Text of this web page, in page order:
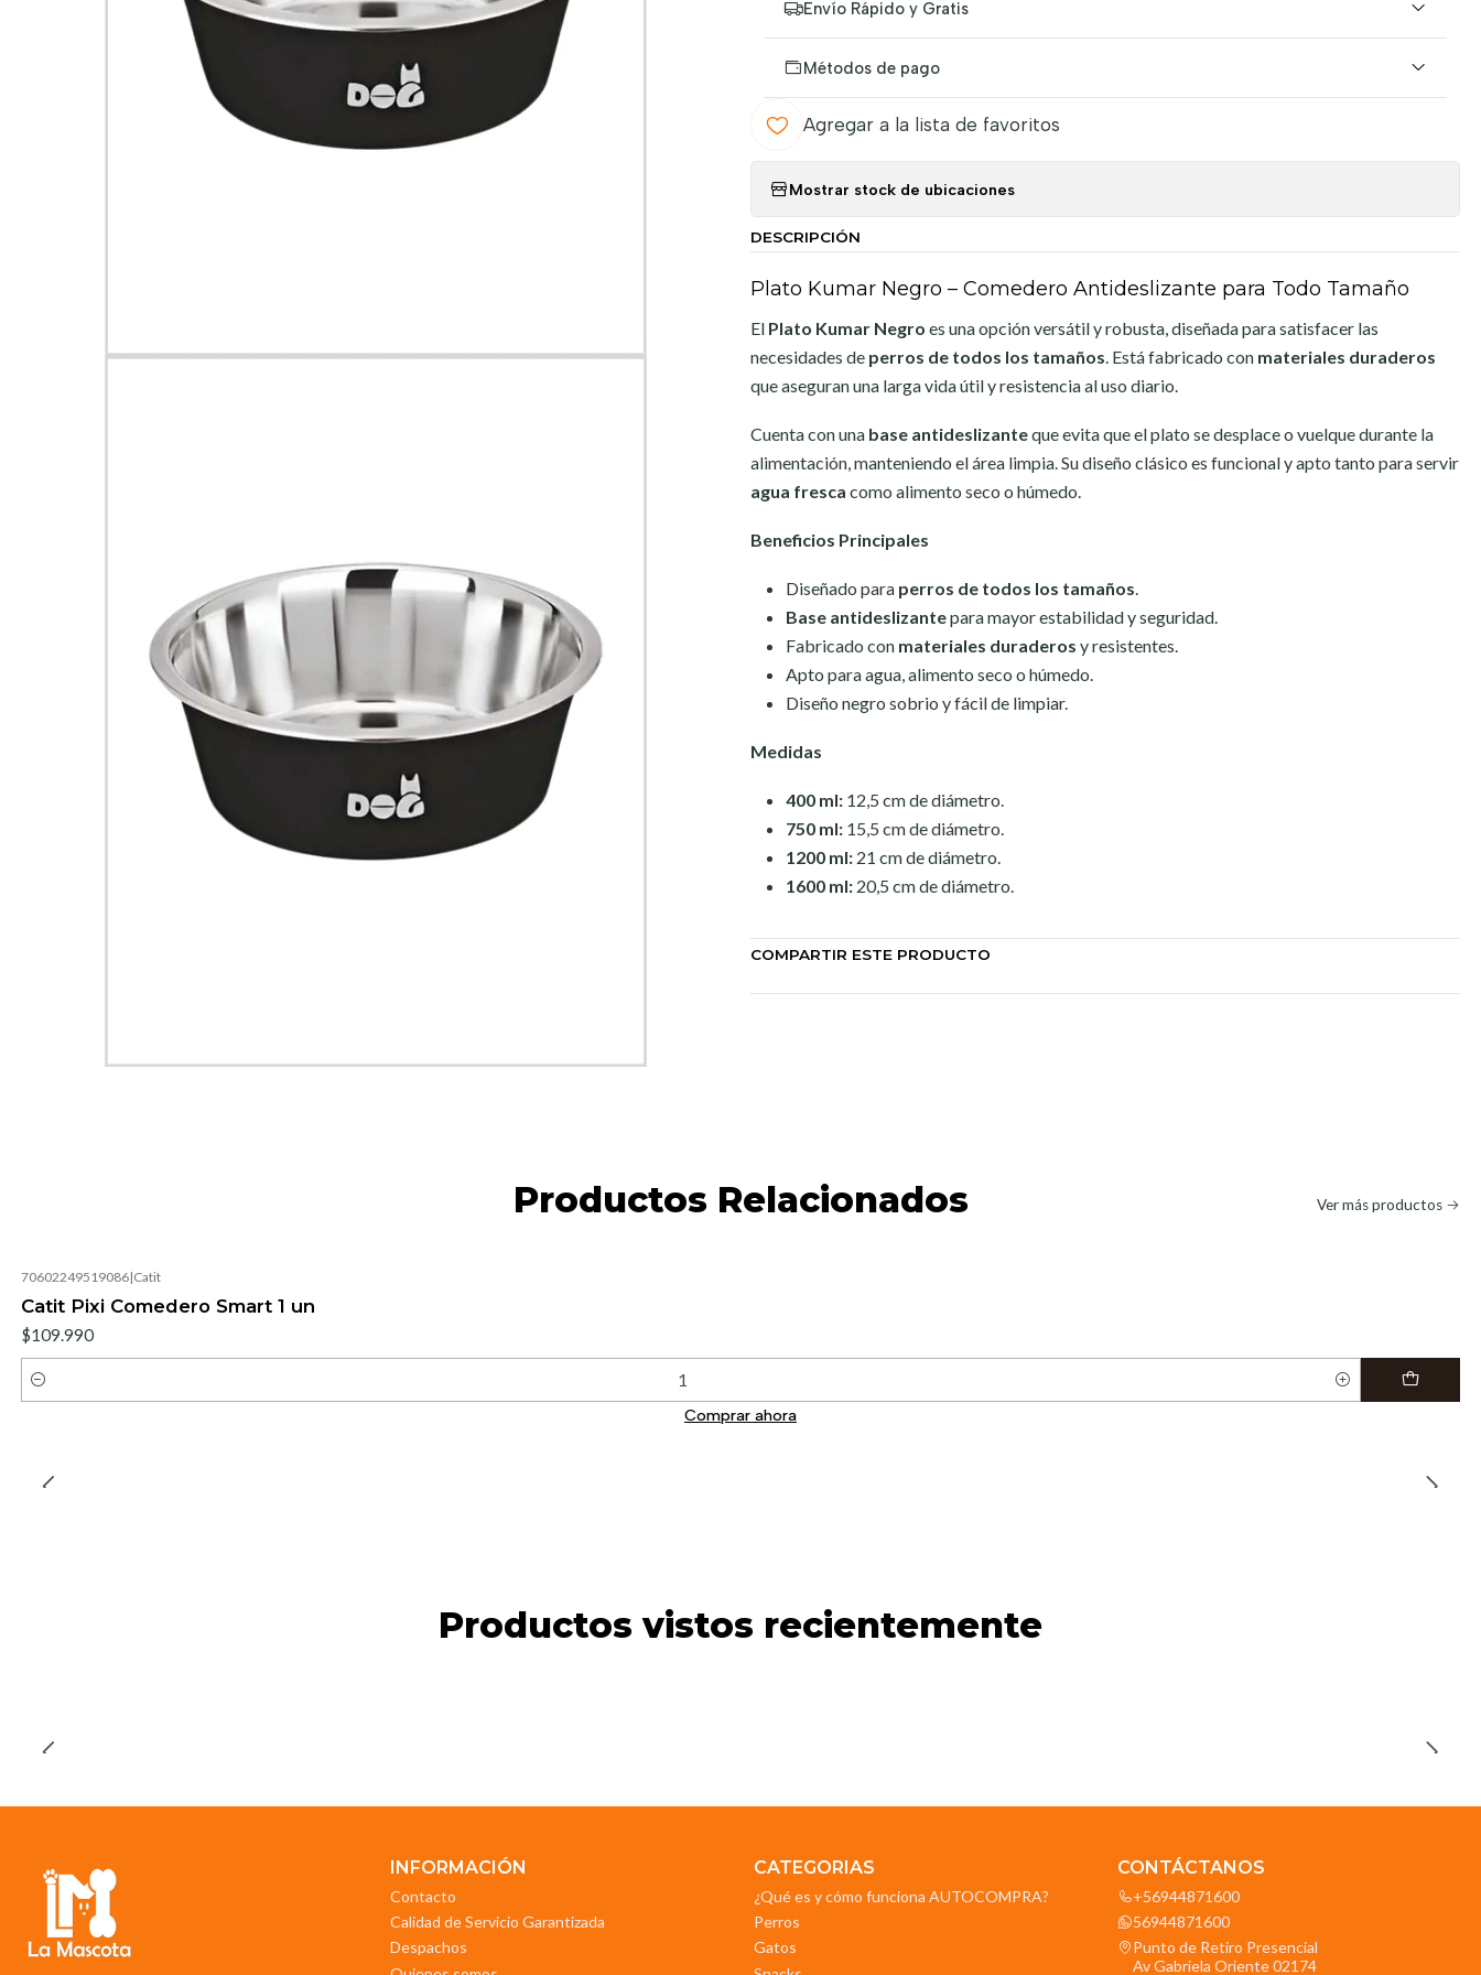
Envío Rápido y Gratis
Métodos de pago
Agregar a la lista de favoritos
Mostrar stock de ubicaciones
DESCRIPCIÓN
Plato Kumar Negro – Comedero Antideslizante para Todo Tamaño
El Plato Kumar Negro es una opción versátil y robusta, diseñada para satisfacer las
necesidades de perros de todos los tamaños. Está fabricado con materiales duraderos
que aseguran una larga vida útil y resistencia al uso diario.
Cuenta con una base antideslizanteque evita que el plato se desplace o vuelque durante la
alimentación, manteniendo el área limpia. Su diseño clásico es funcional y apto tanto para servir
agua fresca como alimento seco o húmedo.
Beneficios Principales
Diseñado para perros de todos los tamaños.
Base antideslizantepara mayor estabilidad y seguridad.
Fabricado con materiales duraderos y resistentes.
Apto para agua, alimento seco o húmedo.
Diseño negro sobrio y fácil de limpiar.
Medidas
400 ml: 12,5 cm de diámetro.
750 ml: 15,5 cm de diámetro.
1200 ml: 21 cm de diámetro.
1600 ml: 20,5 cm de diámetro.
COMPARTIR ESTE PRODUCTO
Productos Relacionados Ver más productos
70602249519086|Catit
Catit Pixi Comedero Smart 1 un
$109.990
Cantidad
Comprar ahora
Productos vistos recientemente
INFORMACIÓN
Contacto
Calidad de Servicio Garantizada
Despachos
CATEGORIAS
¿Qué es y cómo funciona AUTOCOMPRA?
Perros
Gatos
CONTÁCTANOS
+56944871600
56944871600
Punto de Retiro Presencial
Av Gabriela Oriente 02174